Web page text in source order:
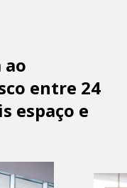
ao
entre 24
espaço e